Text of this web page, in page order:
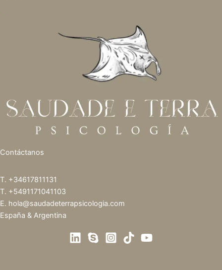
Contáctanos
T. +34617811131
T. +5491171041103
E. hola@saudadeterrapsicologia.com
España & Argentina